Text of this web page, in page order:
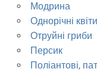
Модрина
Однорічні квіти
Отруйні гриби
Персик
Поліантові,